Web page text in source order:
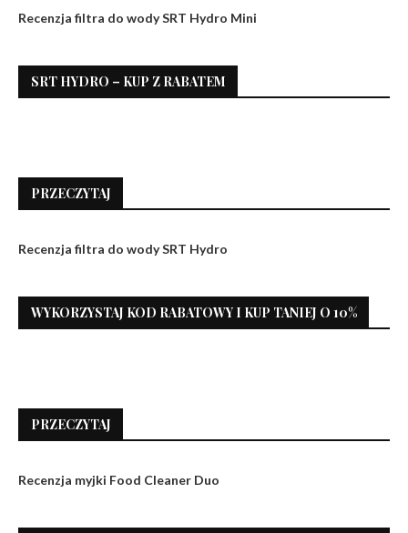
Recenzja filtra do wody SRT Hydro Mini
SRT HYDRO – KUP Z RABATEM
PRZECZYTAJ
Recenzja filtra do wody SRT Hydro
WYKORZYSTAJ KOD RABATOWY I KUP TANIEJ O 10%
PRZECZYTAJ
Recenzja myjki Food Cleaner Duo